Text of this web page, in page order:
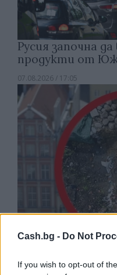
Cash.bg - Do Not
If you wish to opt-out of
Русия започна
продукти от
07.08.2026 / 17:05
Древен храм на